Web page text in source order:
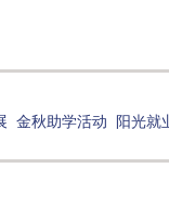
金秋助学活动 阳光就